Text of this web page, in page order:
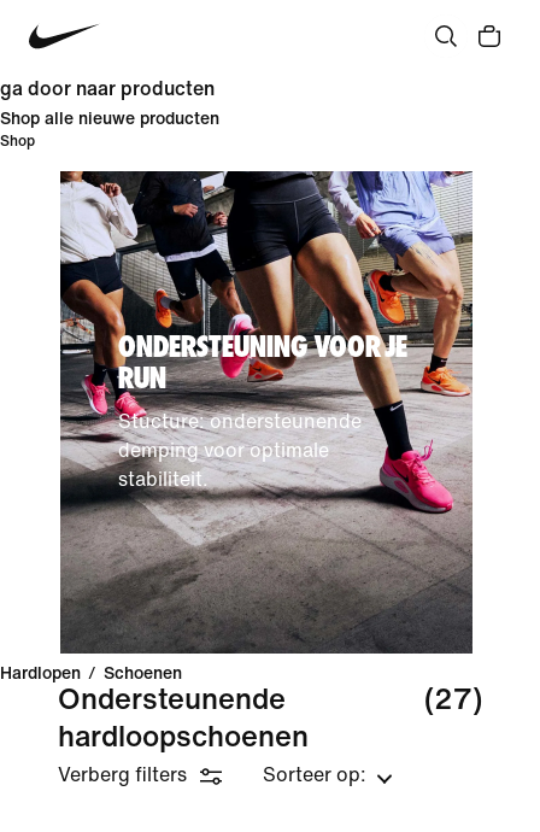
ga door naar producten
Shop alle nieuwe producten
Shop
ONDERSTEUNING VOOR JE
RUN
Stucture: ondersteunende
demping voor optimale
stabiliteit.
Hardlopen / Schoenen
Ondersteunende
hardloopschoenen
(27)
Verberg filters Sorteer op: